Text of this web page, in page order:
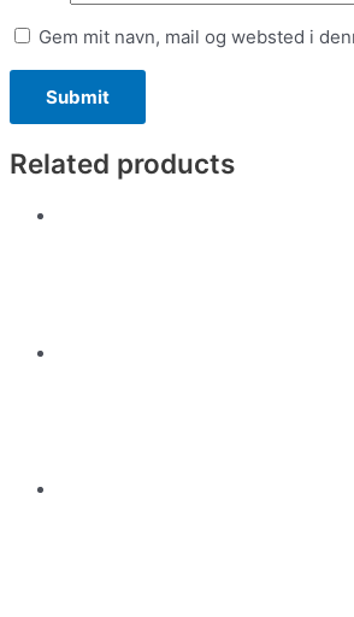
Gem mit navn, mail og websted i
Related products